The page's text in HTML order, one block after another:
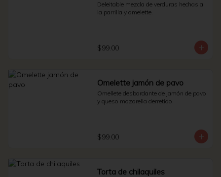
Deleitable mezcla de verduras hechas a
la parrilla y omelette.
$99.00
Omelette jamón de pavo
Omellete desbordante de jamón de pavo
y queso mozarella derretido.
$99.00
Torta de chilaquiles